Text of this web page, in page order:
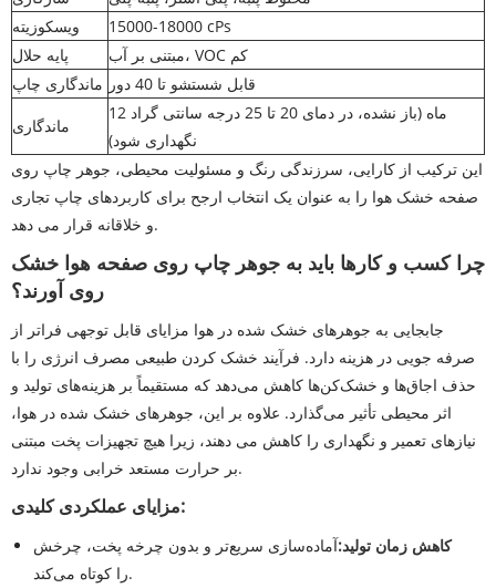
ویسکوزیته
15000-18000 cPs
پایه حلال
مبتنی بر آب، VOC کم
ماندگاری چاپ
قابل شستشو تا 40 دور
ماندگاری
12 ماه (باز نشده، در دمای 20 تا 25 درجه سانتی گراد
نگهداری شود)
این ترکیب از کارایی، سرزندگی رنگ و مسئولیت محیطی، جوهر چاپ روی
صفحه خشک هوا را به عنوان یک انتخاب ارجح برای کاربردهای چاپ تجاری
و خلاقانه قرار می دهد.
چرا کسب و کارها باید به جوهر چاپ روی صفحه هوا خشک
روی آورند؟
جابجایی به جوهرهای خشک شده در هوا مزایای قابل توجهی فراتر از
صرفه جویی در هزینه دارد. فرآیند خشک کردن طبیعی مصرف انرژی را با
حذف اجاق‌ها و خشک‌کن‌ها کاهش می‌دهد که مستقیماً بر هزینه‌های تولید و
اثر محیطی تأثیر می‌گذارد. علاوه بر این، جوهرهای خشک شده در هوا،
نیازهای تعمیر و نگهداری را کاهش می دهند، زیرا هیچ تجهیزات پخت مبتنی
بر حرارت مستعد خرابی وجود ندارد.
مزایای عملکردی کلیدی:
کاهش زمان تولید:آماده‌سازی سریع‌تر و بدون چرخه پخت، چرخش
را کوتاه می‌کند.